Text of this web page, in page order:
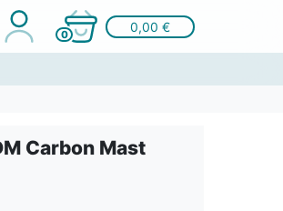
0
0,00 €
Carbon Mast